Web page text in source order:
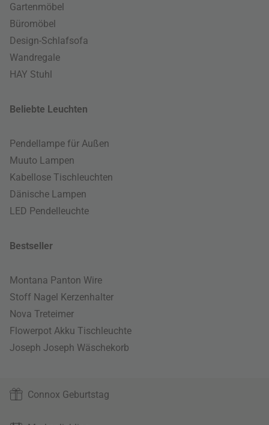
Gartenmöbel
Büromöbel
Design-Schlafsofa
Wandregale
HAY Stuhl
Beliebte Leuchten
Pendellampe für Außen
Muuto Lampen
Kabellose Tischleuchten
Dänische Lampen
LED Pendelleuchte
Bestseller
Montana Panton Wire
Stoff Nagel Kerzenhalter
Nova Treteimer
Flowerpot Akku Tischleuchte
Joseph Joseph Wäschekorb
Connox Geburtstag